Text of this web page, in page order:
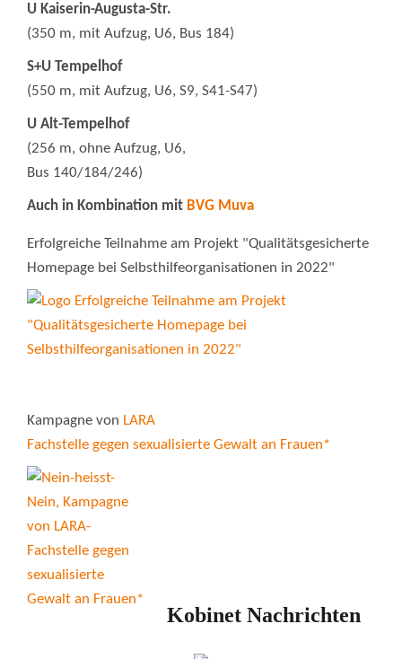
U Kaiserin-Augusta-Str.
(350 m, mit Aufzug, U6, Bus 184)
S+U Tempelhof
(550 m, mit Aufzug, U6, S9, S41-S47)
U Alt-Tempelhof
(256 m, ohne Aufzug, U6,
Bus 140/184/246)
Auch in Kombination mit BVG Muva
Erfolgreiche Teilnahme am Projekt "Qualitätsgesicherte
Homepage bei Selbsthilfeorganisationen in 2022"
Kampagne von LARA
Fachstelle gegen sexualisierte Gewalt an Frauen*
Kobinet Nachrichten